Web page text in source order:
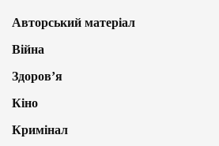
Авторський матеріал
Війна
Здоров’я
Кіно
Кримінал